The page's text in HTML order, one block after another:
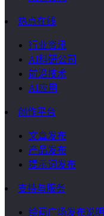
热点在线
行业资讯
AI科研公司
前沿技术
AI应用
创作平台
文章发布
产品发布
提示词发布
支持与服务
绘画广场发布说明